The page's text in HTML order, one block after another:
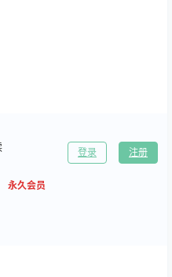
永久会员
登录 注册